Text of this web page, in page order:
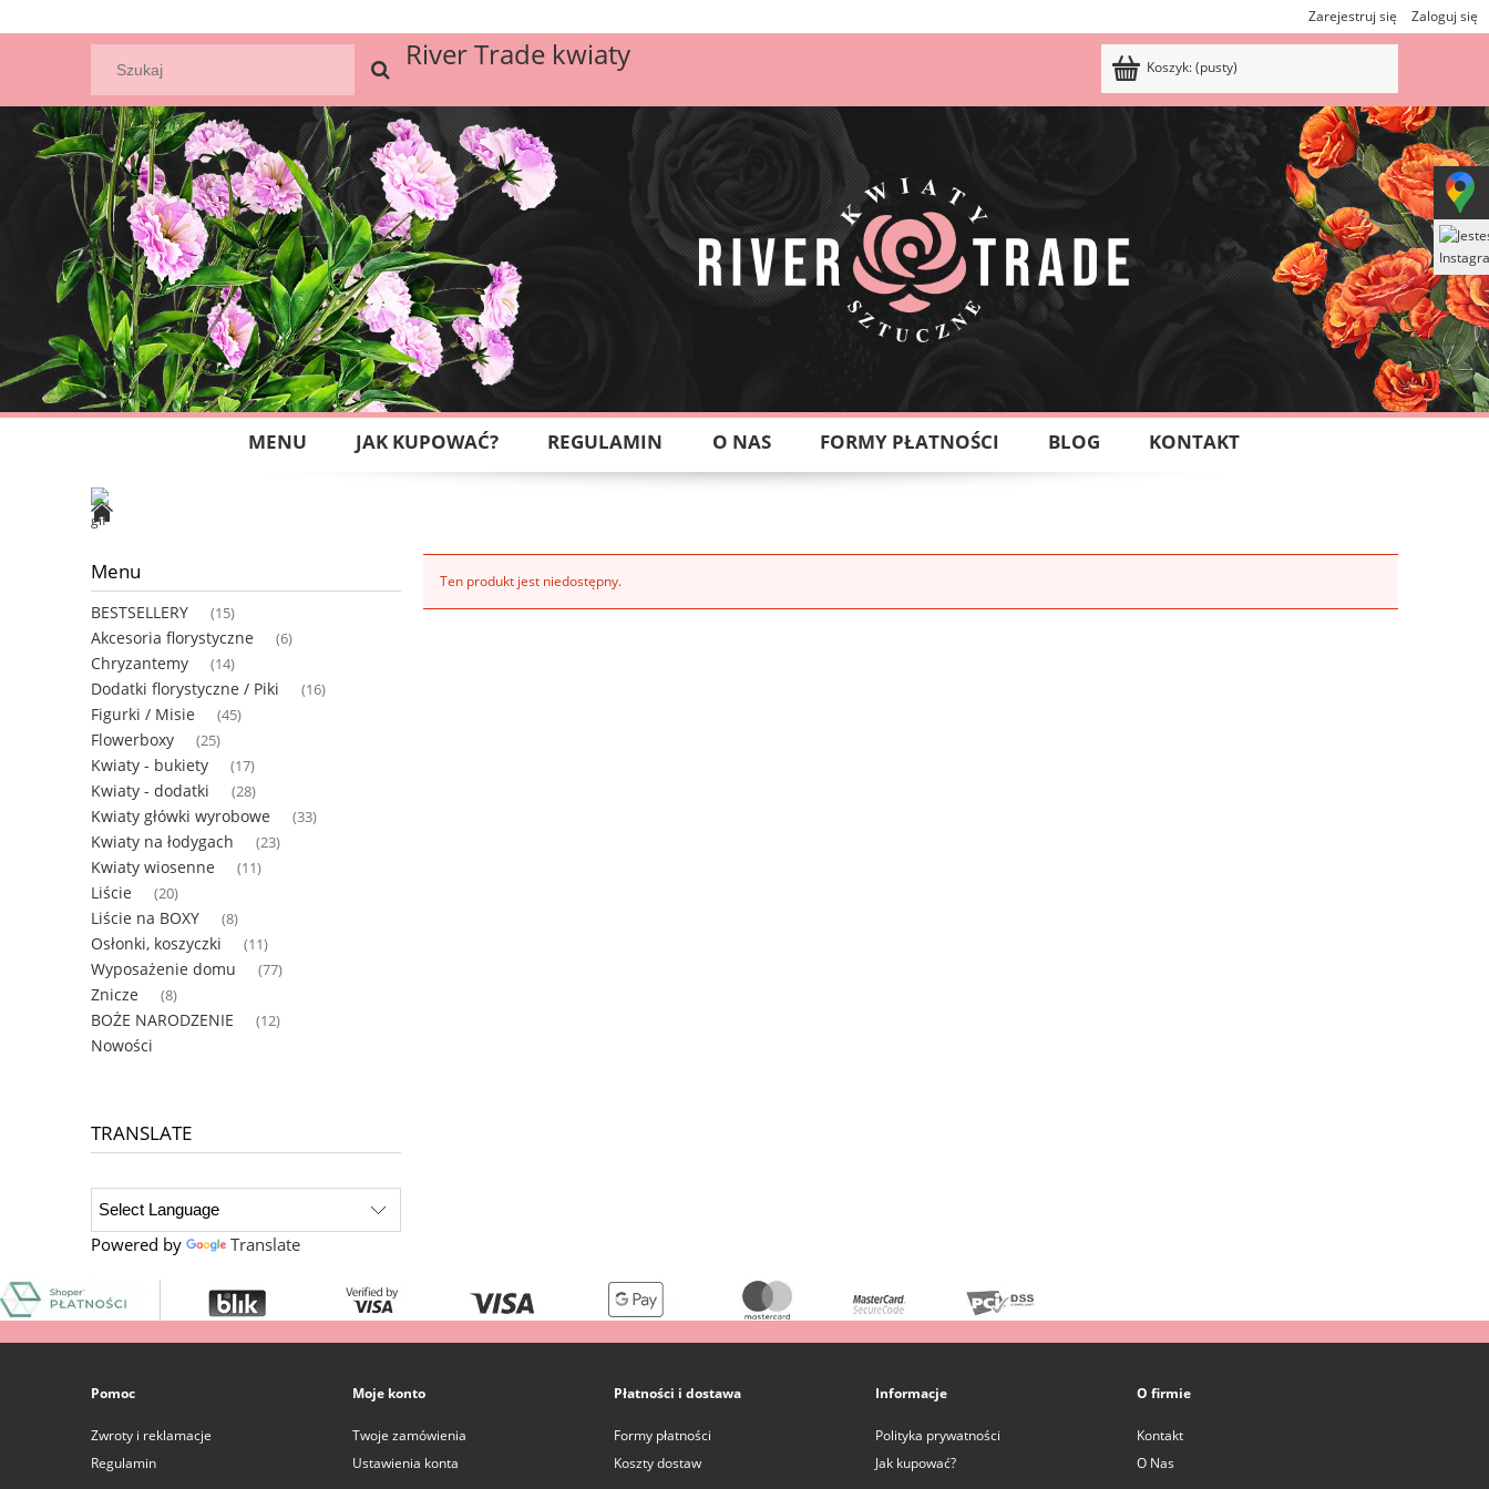
Zarejestruj się Zaloguj się
River Trade kwiaty Koszyk:(pusty)
MENU JAK KUPOWAĆ? REGULAMIN O NAS FORMY PŁATNOŚCI BLOG KONTAKT
Menu
BESTSELLERY (15)
Akcesoria florystyczne (6)
Chryzantemy (14)
Dodatki florystyczne / Piki (16)
Figurki / Misie (45)
Flowerboxy (25)
Kwiaty - bukiety (17)
Kwiaty - dodatki (28)
Kwiaty główki wyrobowe (33)
Kwiaty na łodygach (23)
Kwiaty wiosenne (11)
Liście (20)
Liście na BOXY (8)
Osłonki, koszyczki (11)
Wyposażenie domu (77)
Znicze (8)
BOŻE NARODZENIE (12)
Nowości
TRANSLATE
Powered by Translate
Ten produkt jest niedostępny.
Pomoc
Zwroty i reklamacje
Regulamin
Moje konto
Twoje zamówienia
Ustawienia konta
Płatności i dostawa
Formy płatności
Koszty dostaw
Informacje
Polityka prywatności
Jak kupować?
O firmie
Kontakt
O Nas